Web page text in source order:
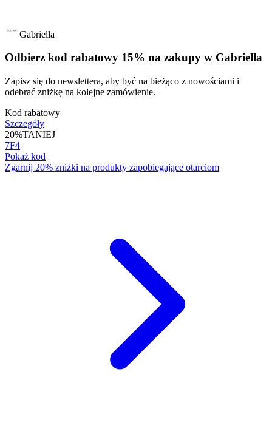
Gabriella
Odbierz kod rabatowy 15% na zakupy w Gabriella
Zapisz się do newslettera, aby być na bieżąco z nowościami i
odebrać zniżkę na kolejne zamówienie.
Kod rabatowy
Szczegóły
20%TANIEJ
7F4
Pokaż kod
Zgarnij 20% zniżki na produkty zapobiegające otarciom